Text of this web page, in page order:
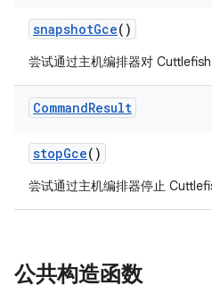
snapshotGce()
尝试通过主机编排器对 Cuttlefish
CommandResult
stopGce()
尝试通过主机编排器停止
公共构造函数